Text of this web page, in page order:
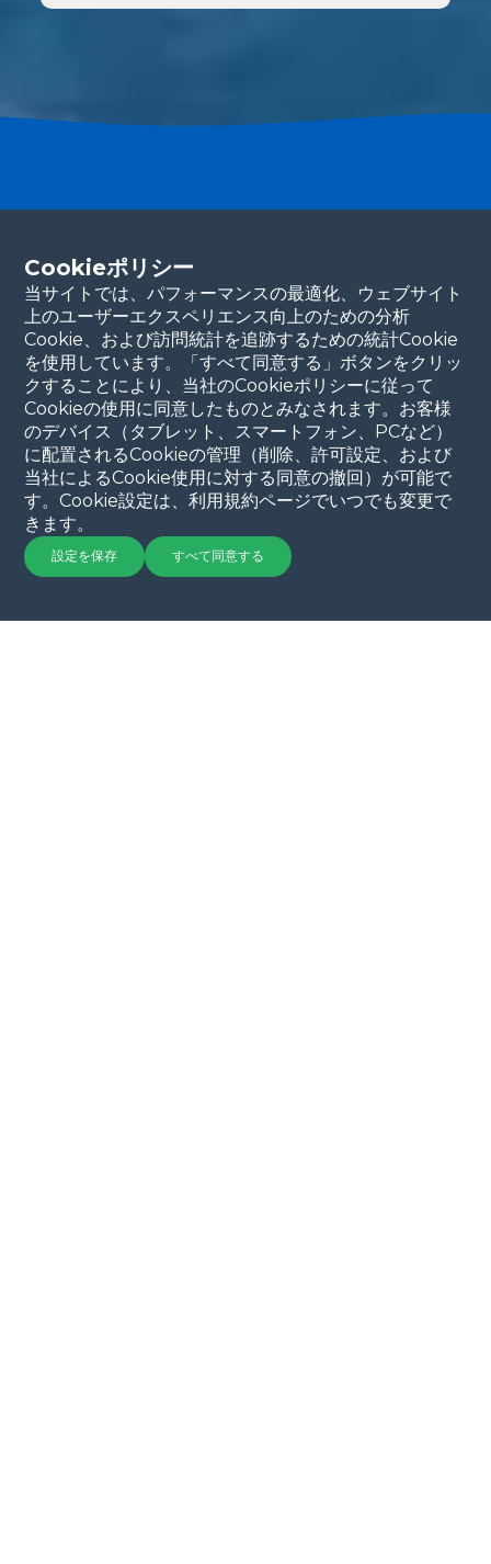
Cookieポリシー
当サイトでは、パフォーマンスの最適化、ウェブサイト
上のユーザーエクスペリエンス向上のための分析
Cookie、および訪問統計を追跡するための統計Cookie
を使用しています。「すべて同意する」ボタンをクリッ
クすることにより、当社のCookieポリシーに従って
Cookieの使用に同意したものとみなされます。お客様
のデバイス（タブレット、スマートフォン、PCなど）
に配置されるCookieの管理（削除、許可設定、および
当社によるCookie使用に対する同意の撤回）が可能で
す。Cookie設定は、利用規約ページでいつでも変更で
きます。
設定を保存 すべて同意する
連絡先の詳細をご記入ください。当チームが
すぐにご連絡いたします。ありがとうございます！
続ける
著作権 © 2025 QYSEAテクノロジー
規約